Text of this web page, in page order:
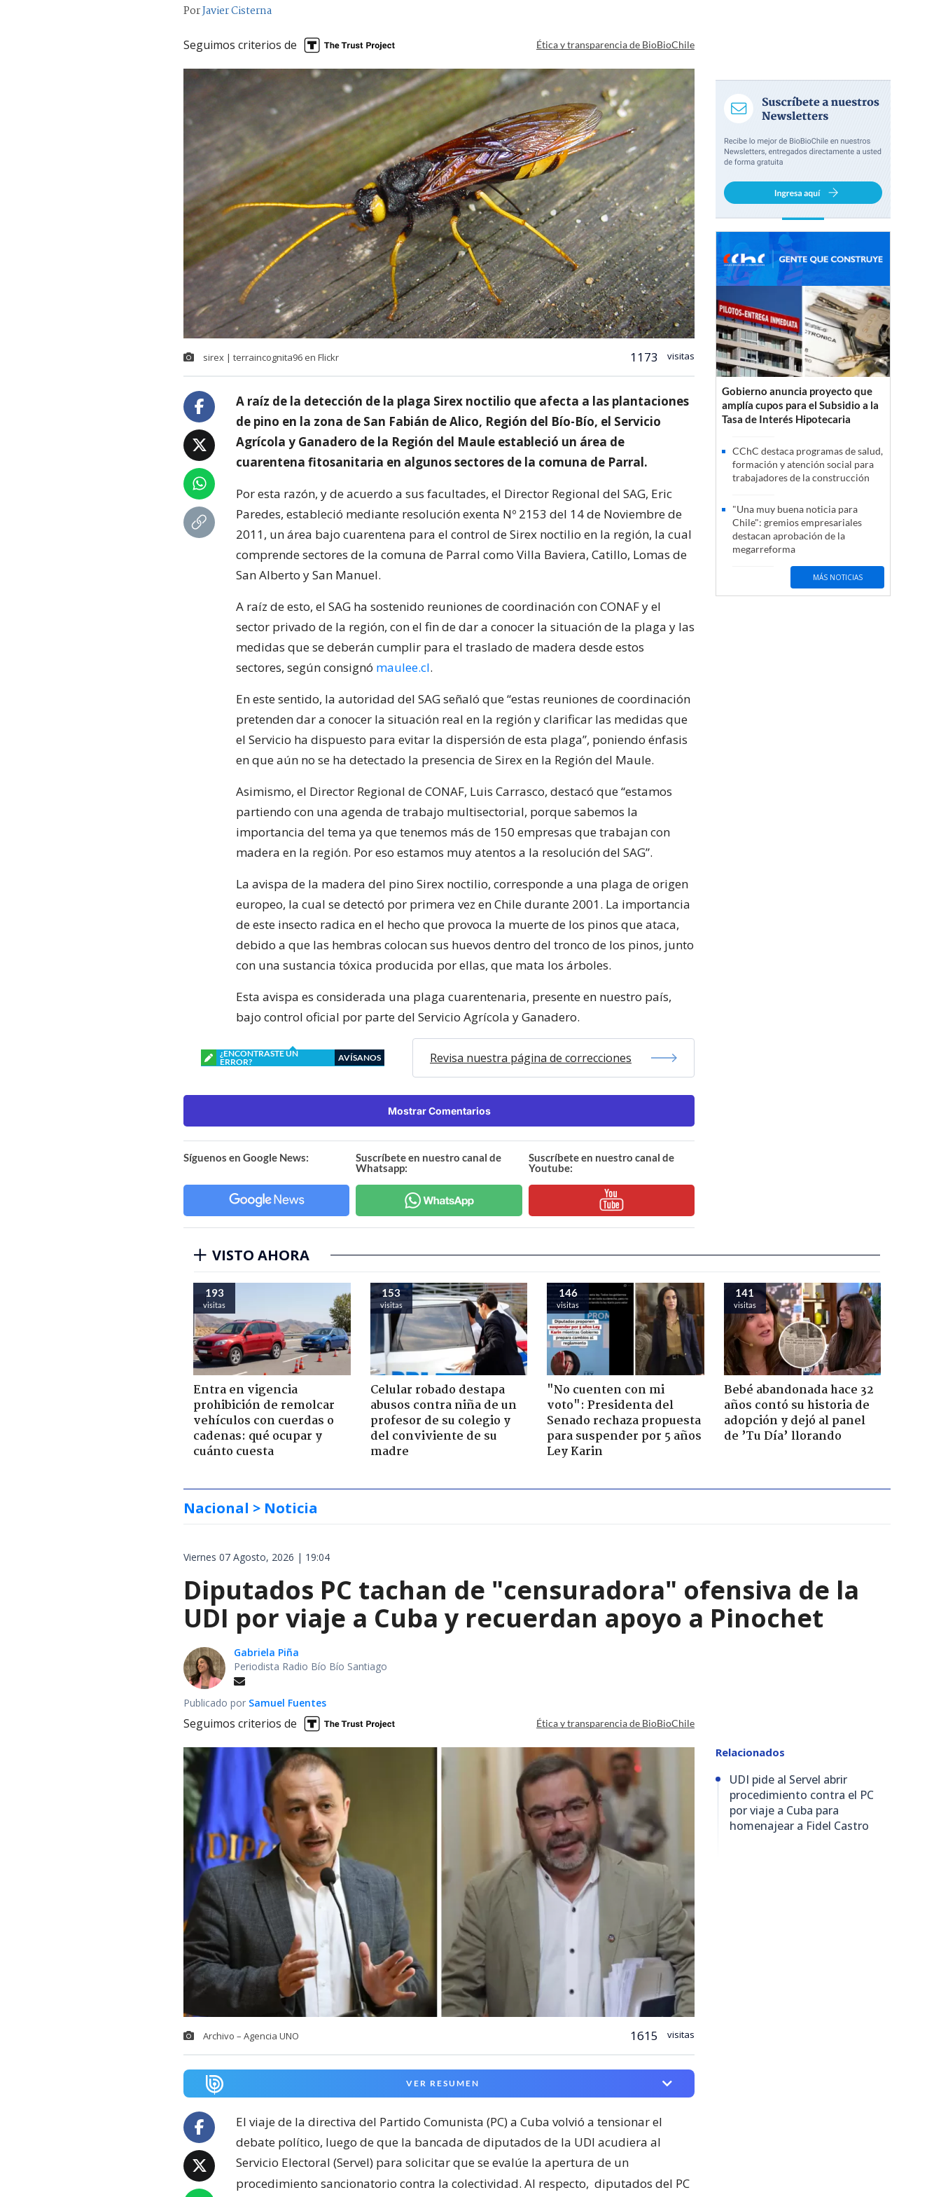
PorJavier Cisterna
Seguimos criterios de Ética y transparencia de BioBioChile
sirex | terraincognita96 en Flickr 1173 visitas
A raíz de la detección de la plaga Sirex noctilio que afecta a las plantaciones
de pino en la zona de San Fabián de Alico, Región del Bío-Bío, el Servicio
Agrícola y Ganadero de la Región del Maule estableció un área de
cuarentena fitosanitaria en algunos sectores de la comuna de Parral.
Por esta razón, y de acuerdo a sus facultades, el Director Regional del SAG, Eric
Paredes, estableció mediante resolución exenta Nº 2153 del 14 de Noviembre de
2011, un área bajo cuarentena para el control de Sirex noctilio en la región, la cual
comprende sectores de la comuna de Parral como Villa Baviera, Catillo, Lomas de
San Alberto y San Manuel.
A raíz de esto, el SAG ha sostenido reuniones de coordinación con CONAF y el
sector privado de la región, con el fin de dar a conocer la situación de la plaga y las
medidas que se deberán cumplir para el traslado de madera desde estos
sectores, según consignó maulee.cl.
En este sentido, la autoridad del SAG señaló que “estas reuniones de coordinación
pretenden dar a conocer la situación real en la región y clarificar las medidas que
el Servicio ha dispuesto para evitar la dispersión de esta plaga”, poniendo énfasis
en que aún no se ha detectado la presencia de Sirex en la Región del Maule.
Asimismo, el Director Regional de CONAF, Luis Carrasco, destacó que “estamos
partiendo con una agenda de trabajo multisectorial, porque sabemos la
importancia del tema ya que tenemos más de 150 empresas que trabajan con
madera en la región. Por eso estamos muy atentos a la resolución del SAG”.
La avispa de la madera del pino Sirex noctilio, corresponde a una plaga de origen
europeo, la cual se detectó por primera vez en Chile durante 2001. La importancia
de este insecto radica en el hecho que provoca la muerte de los pinos que ataca,
debido a que las hembras colocan sus huevos dentro del tronco de los pinos, junto
con una sustancia tóxica producida por ellas, que mata los árboles.
Esta avispa es considerada una plaga cuarentenaria, presente en nuestro país,
bajo control oficial por parte del Servicio Agrícola y Ganadero.
¿ENCONTRASTE UN
ERROR?
AVÍSANOS Revisa nuestra página de correcciones
Mostrar Comentarios
Síguenos en Google News:
Suscríbete en nuestro canal de
Whatsapp:
Suscríbete en nuestro canal de
Youtube:
Gobierno anuncia proyecto que
amplía cupos para el Subsidio a la
Tasa de Interés Hipotecaria
CChC destaca programas de salud,
formación y atención social para
trabajadores de la construcción
"Una muy buena noticia para
Chile": gremios empresariales
destacan aprobación de la
megarreforma
MÁS NOTICIAS
VISTO AHORA
193
visitas
Entra en vigencia
prohibición de remolcar
vehículos con cuerdas o
cadenas: qué ocupar y
cuánto cuesta
153
visitas
Celular robado destapa
abusos contra niña de un
profesor de su colegio y
del conviviente de su
madre
146
visitas
"No cuenten con mi
voto": Presidenta del
Senado rechaza propuesta
para suspender por 5 años
Ley Karin
141
visitas
Bebé abandonada hace 32
años contó su historia de
adopción y dejó al panel
de ’Tu Día’ llorando
Nacional > Noticia
Viernes 07 Agosto, 2026 | 19:04
Diputados PC tachan de "censuradora" ofensiva de la
UDI por viaje a Cuba y recuerdan apoyo a Pinochet
Gabriela Piña
Periodista Radio Bío Bío Santiago
Publicado por Samuel Fuentes
Seguimos criterios de Ética y transparencia de BioBioChile
Archivo – Agencia UNO 1615 visitas
VER RESUMEN
El viaje de la directiva del Partido Comunista (PC) a Cuba volvió a tensionar el
debate político, luego de que la bancada de diputados de la UDI acudiera al
Servicio Electoral (Servel) para solicitar que se evalúe la apertura de un
procedimiento sancionatorio contra la colectividad. Al respecto, diputados del PC
Relacionados
UDI pide al Servel abrir
procedimiento contra el PC
por viaje a Cuba para
homenajear a Fidel Castro